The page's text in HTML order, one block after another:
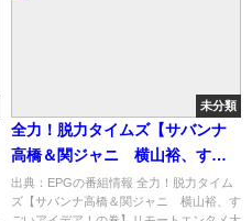
未分類
全力！脱力タイムズ【サバンナ
高橋＆関ジャニ∞横山裕、すご
いアイデア！の巻】[字]…の番組
内容解析まとめ
出典：EPGの番組情報 全力！脱力タイム
ズ【サバンナ高橋＆関ジャニ∞横山裕、す